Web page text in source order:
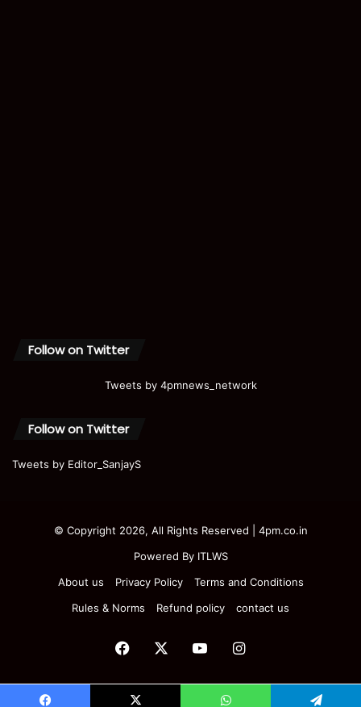
Follow on Twitter
Tweets by 4pmnews_network
Follow on Twitter
Tweets by Editor_SanjayS
© Copyright 2026, All Rights Reserved | 4pm.co.in
Powered By ITLWS
About us
Privacy Policy
Terms and Conditions
Rules & Norms
Refund policy contact us
Facebook YouTubeInstagram